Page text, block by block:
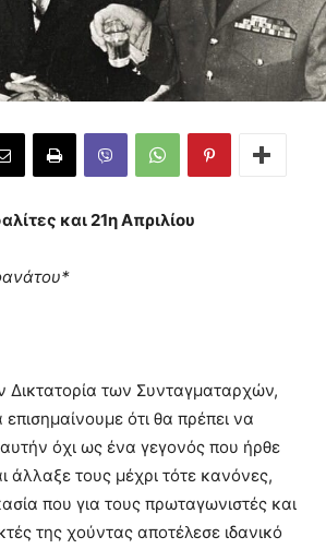
και 21η Απριλίου
Δικτατορία των Συνταγματαρχών,
επισημαίνουμε ότι θα πρέπει να
όχι ως ένα γεγονός που ήρθε
άλλαξε τους μέχρι τότε κανόνες,
που για τους πρωταγωνιστές και
της χούντας αποτέλεσε ιδανικό